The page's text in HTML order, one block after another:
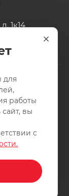
1к14
товаров
Все права
фотографий
для
работы
вы
с